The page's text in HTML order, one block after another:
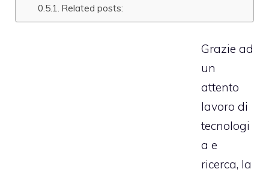
Related posts:
Grazie ad
un
attento
lavoro di
tecnologi
a e
ricerca, la